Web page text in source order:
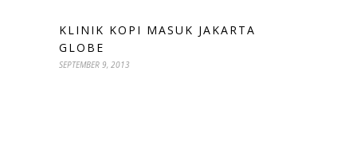
KLINIK KOPI MASUK JAKARTA
GLOBE
SEPTEMBER 9, 2013